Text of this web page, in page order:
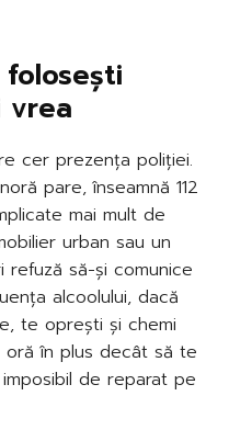
vrea
cer prezența poliției.
pare, înseamnă 112
mai mult de
urban sau un
refuză să-și comunice
alcoolului, dacă
te oprești și chemi
oră în plus decât să te
de reparat pe